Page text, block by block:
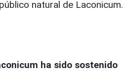
natural de Laconicum.
ha sido sostenido